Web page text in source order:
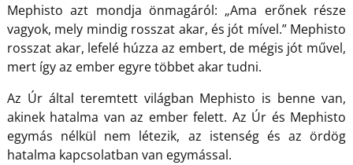
Mephisto azt mondja önmagáról: „Ama erőnek része
vagyok, mely mindig rosszat akar, és jót mível.” Mephisto
rosszat akar, lefelé húzza az embert, de mégis jót művel,
mert így az ember egyre többet akar tudni.
Az Úr által teremtett világban Mephisto is benne van,
akinek hatalma van az ember felett. Az Úr és Mephisto
egymás nélkül nem létezik, az istenség és az ördög
hatalma kapcsolatban van egymással.